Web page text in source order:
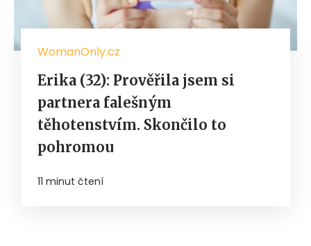
WomanOnly.cz
Erika (32): Prověřila jsem si
partnera falešným
těhotenstvím. Skončilo to
pohromou
11 minut čtení